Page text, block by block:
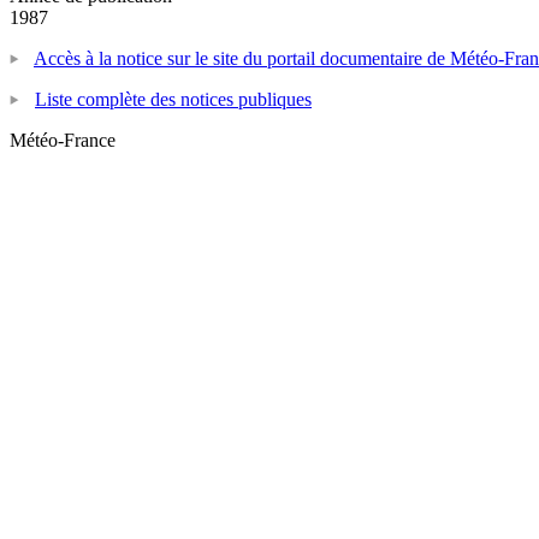
1987
Accès à la notice sur le site du portail documentaire de Météo-
Liste complète des notices publiques
Météo-France